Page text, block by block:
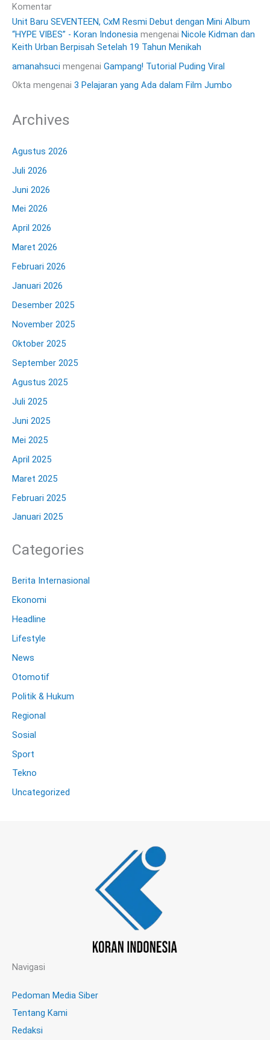
Komentar
Unit Baru SEVENTEEN, CxM Resmi Debut dengan Mini Album
“HYPE VIBES” - Koran Indonesia mengenai Nicole Kidman dan
Keith Urban Berpisah Setelah 19 Tahun Menikah
amanahsuci mengenai Gampang! Tutorial Puding Viral
Okta mengenai 3 Pelajaran yang Ada dalam Film Jumbo
Archives
Agustus 2026
Juli 2026
Juni 2026
Mei 2026
April 2026
Maret 2026
Februari 2026
Januari 2026
Desember 2025
November 2025
Oktober 2025
September 2025
Agustus 2025
Juli 2025
Juni 2025
Mei 2025
April 2025
Maret 2025
Februari 2025
Januari 2025
Categories
Berita Internasional
Ekonomi
Headline
Lifestyle
News
Otomotif
Politik & Hukum
Regional
Sosial
Sport
Tekno
Uncategorized
Navigasi
Pedoman Media Siber
Tentang Kami
Redaksi